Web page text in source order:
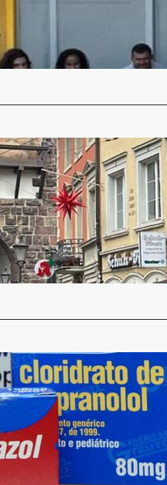
da nova Escola
participa de
da Paz, viveu uma
de 50% no preço de
Econômica Aplicada